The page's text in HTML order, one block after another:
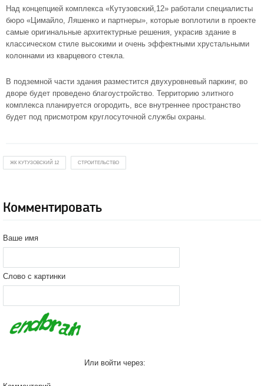
Над концепцией комплекса «Кутузовский,12» работали специалисты
бюро «Цимайло, Ляшенко и партнеры», которые воплотили в проекте
самые оригинальные архитектурные решения, украсив здание в
классическом стиле высокими и очень эффектными хрустальными
колоннами из кварцевого стекла.
В подземной части здания разместится двухуровневый паркинг, во
дворе будет проведено благоустройство. Территорию элитного
комплекса планируется огородить, все внутреннее пространство
будет под присмотром круглосуточной службы охраны.
ЖК КУТУЗОВСКИЙ 12 СТРОИТЕЛЬСТВО
Комментировать
Ваше имя
Слово с картинки
Или войти через: